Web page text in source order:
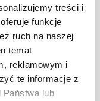
treści i
funkcje
ruch na naszej
temat
reklamowym i
te informacje z
Państwa lub